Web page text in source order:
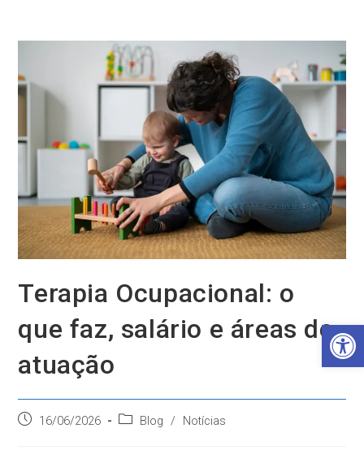
Barra de Ferramentas Aberta
Terapia Ocupacional: o
que faz, salário e áreas de
atuação
Post16/06/2026
Categoria
Blog / Notícias